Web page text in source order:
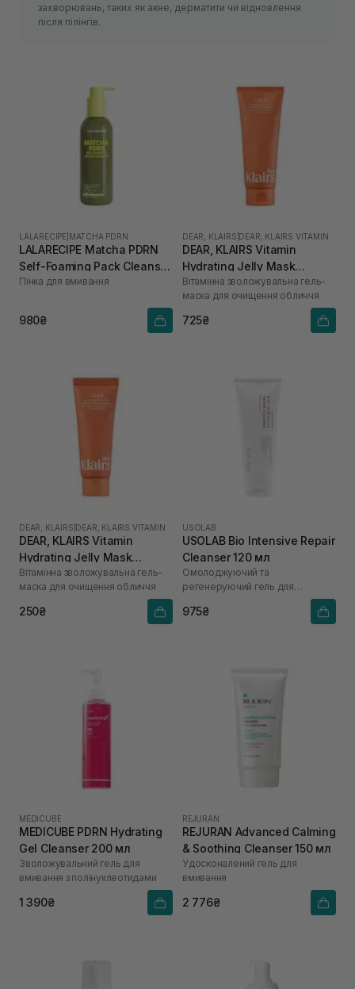
захворювань, таких як акне, дерматити чи відновлення
після пілінгів.
LALARECIPE MATCHA PDRN
LALARECIPE Matcha PDRN
Self-Foaming Pack Cleanser
200 мл
Пінка для вмивання
980₴
DEAR, KLAIRS DEAR, KLAIRS VITAMIN
DEAR, KLAIRS Vitamin
Hydrating Jelly Mask
Cleanser 150 мл
Вітамінна зволожувальна гель-
маска для очищення обличчя
725₴
DEAR, KLAIRS DEAR, KLAIRS VITAMIN
DEAR, KLAIRS Vitamin
Hydrating Jelly Mask
Cleanser 20 мл
Вітамінна зволожувальна гель-
маска для очищення обличчя
250₴
USOLAB
USOLAB Bio Intensive Repair
Cleanser 120 мл
Омолоджуючий та
регенеруючий гель для
975₴
MEDICUBE
MEDICUBE PDRN Hydrating
Gel Cleanser 200 мл
Зволожувальний гель для
вмивання з полінуклеотидами
1 390₴
REJURAN
REJURAN Advanced Calming
& Soothing Cleanser 150 мл
Удосконалений гель для
вмивання
2 776₴